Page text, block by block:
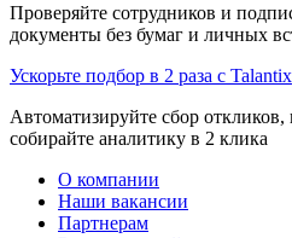
Проверяйте сотрудников и
документы без бумаг и личных
Ускорьте подбор в 2 раза с Talantix
Автоматизируйте сбор откликов,
собирайте аналитику в 2 клика
О компании
Наши вакансии
Партнерам